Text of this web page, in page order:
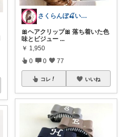
さくらんぼ🍒いつもありがとう🍒
🎀ヘアクリップ🎀 落ち着いた色
味とビジュー ...
￥ 1,950
0 0 77
コレ いいね